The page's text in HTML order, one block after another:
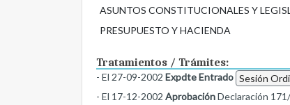
ASUNTOS CONSTITUCIONALES Y
PRESUPUESTO Y HACIENDA
Tratamientos / Trámites:
- El 27-09-2002 Expdte Entrado Sesión
- El 17-12-2002 AprobaciónDeclaración